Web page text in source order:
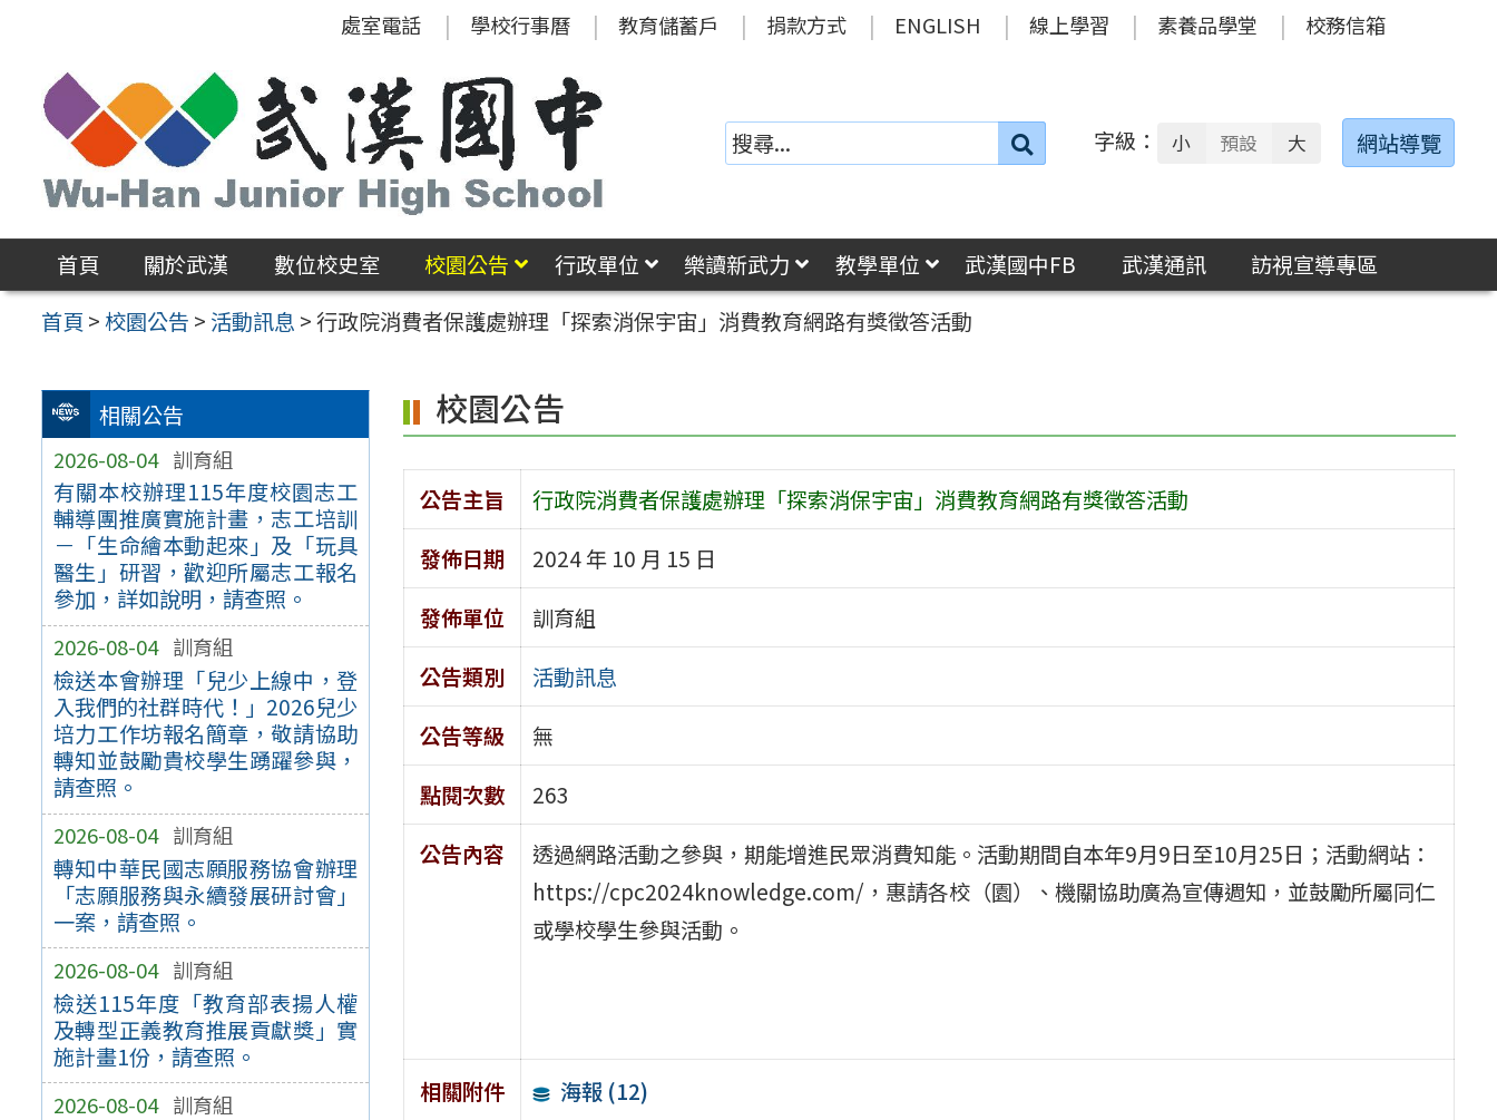
區
處室電話 學校行事曆 教育儲蓄戶 捐款方式 ENGLISH 線上學習 素養品學堂 校務信箱
搜
字級： 小 預設 大 網站導覽
首頁 關於武漢 數位校史室 校園公告 行政單位 樂讀新武力 教學單位 武漢國中FB 武漢通訊
訪視宣導專區
首頁 >校園公告 > 活動訊息 >行政院消費者保護處辦理「探索消保宇宙」消費教育網路有獎徵答活動
相關公告
2026-08-04 訓育組
有關本校辦理115年度校園志工
輔導團推廣實施計畫，志工培訓
－「生命繪本動起來」及「玩具
醫生」研習，歡迎所屬志工報名
參加，詳如說明，請查照。
2026-08-04 訓育組
檢送本會辦理「兒少上線中，登
入我們的社群時代！」2026兒少
培力工作坊報名簡章，敬請協助
轉知並鼓勵貴校學生踴躍參與，
請查照。
2026-08-04 訓育組
轉知中華民國志願服務協會辦理
「志願服務與永續發展研討會」
一案，請查照。
2026-08-04 訓育組
檢送115年度「教育部表揚人權
及轉型正義教育推展貢獻獎」實
施計畫1份，請查照。
2026-08-04 訓育組
校園公告
公告主旨
行政院消費者保護處辦理「探索消保宇宙」消費教育網路有獎徵答活動
發佈日期
2024 年 10 月 15 日
發佈單位
訓育組
公告類別
活動訊息
公告等級
無
點閱次數
263
公告內容
透過網路活動之參與，期能增進民眾消費知能。活動期間自本年9月9日至10月25日；活動網站：
https://cpc2024knowledge.com/，惠請各校（園）、機關協助廣為宣傳週知，並鼓勵所屬同仁
或學校學生參與活動。
相關附件 海報 (12)